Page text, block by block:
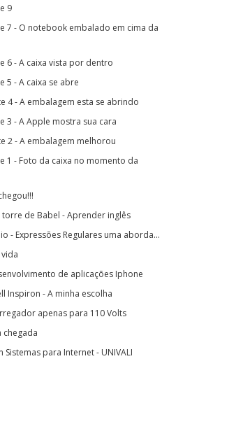
9
7 - O notebook embalado em cima da
6 - A caixa vista por dentro
5 - A caixa se abre
4 - A embalagem esta se abrindo
3 - A Apple mostra sua cara
2 - A embalagem melhorou
1 - Foto da caixa no momento da
torre de Babel - Aprender inglês
- Expressões Regulares uma aborda...
de aplicações Iphone
Inspiron - A minha escolha
apenas para 110 Volts
chegada
Sistemas para Internet - UNIVALI